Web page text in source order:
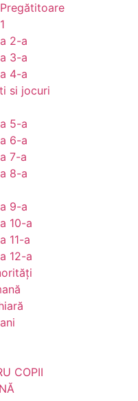
2-a
3-a
4-a
si jocuri
5-a
6-a
7-a
8-a
9-a
10-a
11-a
12-a
COPII